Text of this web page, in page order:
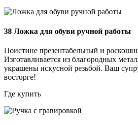
38 Ложка для обуви ручной работы
Поистине презентабельный и
Изготавливается из благородных
украшены искусной резьбой. Ваш
восторге!
Где купить